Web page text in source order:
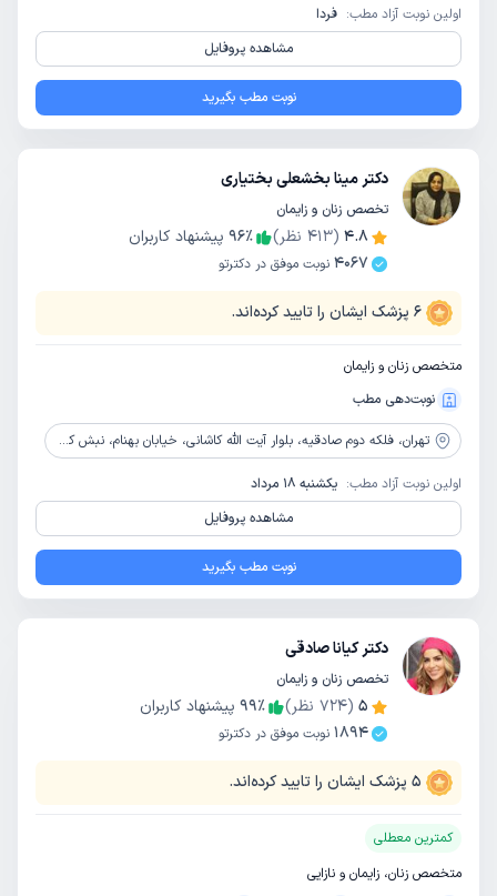
اولین نوبت آزاد مطب: فردا
مشاهده پروفایل
نوبت مطب بگیرید
دکتر مینا بخشعلی بختیاری
تخصص زنان و زایمان
4.8
(
413 نظر) 96٪
پیشنهاد کاربران
4067 نوبت موفق در دکترتو
6 پزشک ایشان را تایید کرده‌اند.
متخصص زنان و زایمان
نوبت‌دهی مطب
تهران، فلکه دوم صادقیه، بلوار آیت الله کاشانی، خیابان بهنام، نبش کوچه بهنام1، پلاک 1، طبقه 4، واحد 13
اولین نوبت آزاد مطب: یکشنبه 18 مرداد
مشاهده پروفایل
نوبت مطب بگیرید
دکتر کیانا صادقی
تخصص زنان و زایمان
5
(
724 نظر) 99٪
پیشنهاد کاربران
1894 نوبت موفق در دکترتو
5 پزشک ایشان را تایید کرده‌اند.
کمترین معطلی
متخصص زنان، زایمان و نازایی